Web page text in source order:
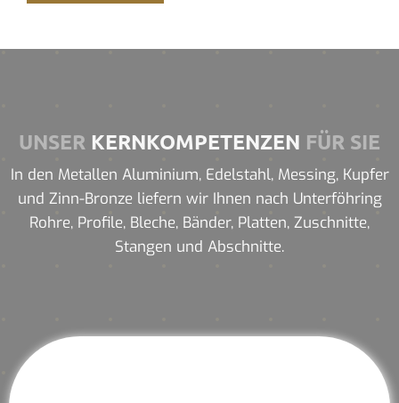
UNSER KERNKOMPETENZEN FÜR SIE
In den Metallen Aluminium, Edelstahl, Messing, Kupfer
und Zinn-Bronze liefern wir Ihnen nach Unterföhring
Rohre, Profile, Bleche, Bänder, Platten, Zuschnitte,
Stangen und Abschnitte.